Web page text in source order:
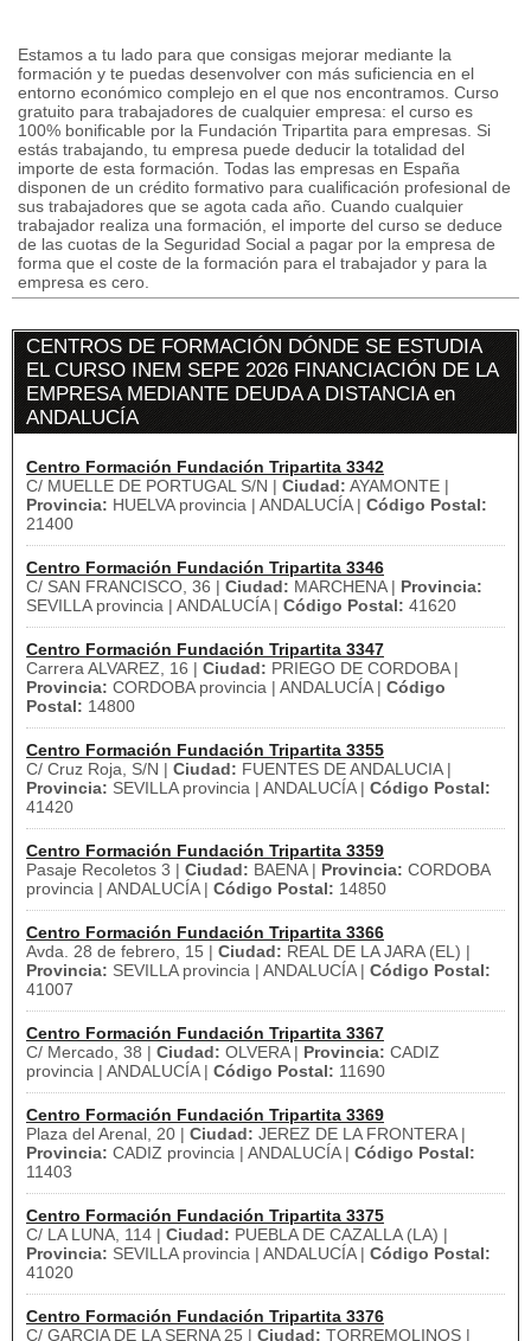
Estamos a tu lado para que consigas mejorar mediante la
formación y te puedas desenvolver con más suficiencia en el
entorno económico complejo en el que nos encontramos. Curso
gratuito para trabajadores de cualquier empresa: el curso es
100% bonificable por la Fundación Tripartita para empresas. Si
estás trabajando, tu empresa puede deducir la totalidad del
importe de esta formación. Todas las empresas en España
disponen de un crédito formativo para cualificación profesional de
sus trabajadores que se agota cada año. Cuando cualquier
trabajador realiza una formación, el importe del curso se deduce
de las cuotas de la Seguridad Social a pagar por la empresa de
forma que el coste de la formación para el trabajador y para la
empresa es cero.
CENTROS DE FORMACIÓN DÓNDE SE ESTUDIA
EL CURSO INEM SEPE 2026 FINANCIACIÓN DE LA
EMPRESA MEDIANTE DEUDA A DISTANCIA en
ANDALUCÍA
Centro Formación Fundación Tripartita 3342
C/ MUELLE DE PORTUGAL S/N | Ciudad: AYAMONTE |
Provincia: HUELVA provincia | ANDALUCÍA | Código Postal:
21400
Centro Formación Fundación Tripartita 3346
C/ SAN FRANCISCO, 36 | Ciudad: MARCHENA | Provincia:
SEVILLA provincia | ANDALUCÍA | Código Postal: 41620
Centro Formación Fundación Tripartita 3347
Carrera ALVAREZ, 16 | Ciudad: PRIEGO DE CORDOBA |
Provincia: CORDOBA provincia | ANDALUCÍA | Código
Postal: 14800
Centro Formación Fundación Tripartita 3355
C/ Cruz Roja, S/N | Ciudad: FUENTES DE ANDALUCIA |
Provincia: SEVILLA provincia | ANDALUCÍA | Código Postal:
41420
Centro Formación Fundación Tripartita 3359
Pasaje Recoletos 3 | Ciudad: BAENA | Provincia: CORDOBA
provincia | ANDALUCÍA | Código Postal: 14850
Centro Formación Fundación Tripartita 3366
Avda. 28 de febrero, 15 | Ciudad: REAL DE LA JARA (EL) |
Provincia: SEVILLA provincia | ANDALUCÍA | Código Postal:
41007
Centro Formación Fundación Tripartita 3367
C/ Mercado, 38 | Ciudad: OLVERA | Provincia: CADIZ
provincia | ANDALUCÍA | Código Postal: 11690
Centro Formación Fundación Tripartita 3369
Plaza del Arenal, 20 | Ciudad: JEREZ DE LA FRONTERA |
Provincia: CADIZ provincia | ANDALUCÍA | Código Postal:
11403
Centro Formación Fundación Tripartita 3375
C/ LA LUNA, 114 | Ciudad: PUEBLA DE CAZALLA (LA) |
Provincia: SEVILLA provincia | ANDALUCÍA | Código Postal:
41020
Centro Formación Fundación Tripartita 3376
C/ GARCIA DE LA SERNA 25 | Ciudad: TORREMOLINOS |